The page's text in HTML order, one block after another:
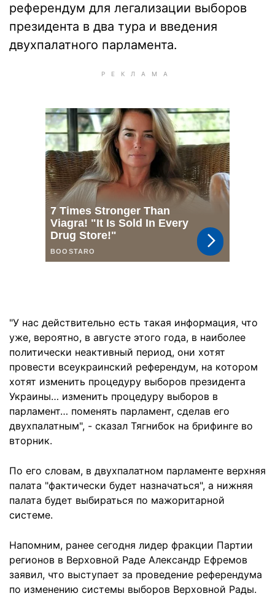
референдум для легализации выборов
президента в два тура и введения
двухпалатного парламента.
"У нас действительно есть такая информация, что
уже, вероятно, в августе этого года, в наиболее
политически неактивный период, они хотят
провести всеукраинский референдум, на котором
хотят изменить процедуру выборов президента
Украины… изменить процедуру выборов в
парламент… поменять парламент, сделав его
двухпалатным", - сказал Тягнибок на брифинге во
вторник.
По его словам, в двухпалатном парламенте верхняя
палата "фактически будет назначаться", а нижняя
палата будет выбираться по мажоритарной
системе.
Напомним, ранее сегодня лидер фракции Партии
регионов в Верховной Раде Александр Ефремов
заявил, что выступает за проведение референдума
по изменению системы выборов Верховной Рады.